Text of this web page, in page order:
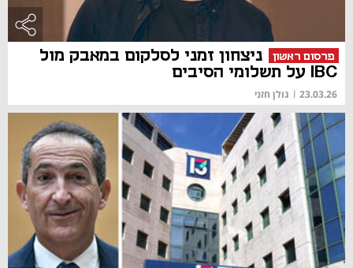
פרסום ראשון
ניצחון זמני לסלקום במאבק מול
IBC על תשלומי הסיבים
23.03.26
| גולן חזני